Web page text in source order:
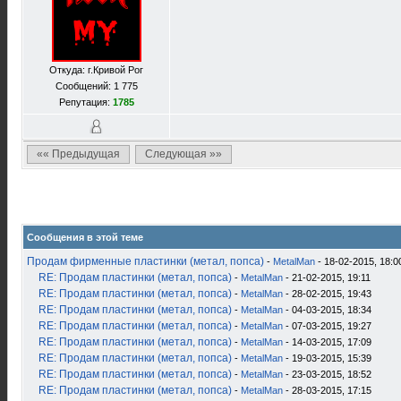
Откуда: г.Кривой Рог
Сообщений: 1 775
Репутация: 1785
«« Предыдущая Следующая »»
Сообщения в этой теме
Продам фирменные пластинки (метал, попса) - MetalMan - 18-02-2015,
RE: Продам пластинки (метал, попса) - MetalMan - 21-02-2015, 19:11
RE: Продам пластинки (метал, попса) - MetalMan - 28-02-2015, 19:43
RE: Продам пластинки (метал, попса) - MetalMan - 04-03-2015, 18:34
RE: Продам пластинки (метал, попса) - MetalMan - 07-03-2015, 19:27
RE: Продам пластинки (метал, попса) - MetalMan - 14-03-2015, 17:09
RE: Продам пластинки (метал, попса) - MetalMan - 19-03-2015, 15:39
RE: Продам пластинки (метал, попса) - MetalMan - 23-03-2015, 18:52
RE: Продам пластинки (метал, попса) - MetalMan - 28-03-2015, 17:15